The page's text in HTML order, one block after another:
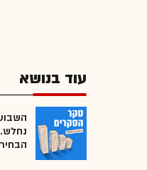
עוד בנושא
נחלש.